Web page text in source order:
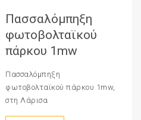
Πασσαλόμπηξη
φωτοβολταϊκού
πάρκου 1mw
Πασσαλόμπηξη
φωτοβολταϊκού πάρκου 1mw,
στη Λάρισα